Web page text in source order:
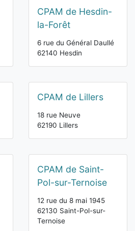
CPAM de Hesdin-
la-Forêt
6 rue du Général Daullé
62140 Hesdin
CPAM de Lillers
18 rue Neuve
62190 Lillers
CPAM de Saint-
Pol-sur-Ternoise
12 rue du 8 mai 1945
62130 Saint-Pol-sur-
Ternoise